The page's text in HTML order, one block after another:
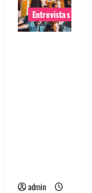
Entrevistas
admin